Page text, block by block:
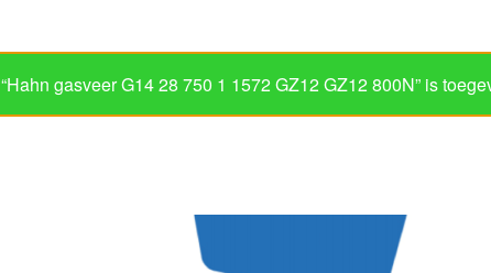
“Hahn gasveer G14 28 750 1 1572 GZ12 GZ12 800N” is